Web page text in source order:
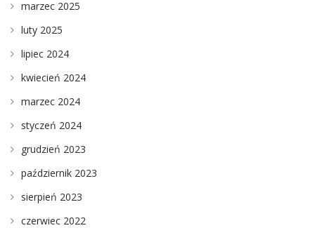
marzec 2025
luty 2025
lipiec 2024
kwiecień 2024
marzec 2024
styczeń 2024
grudzień 2023
październik 2023
sierpień 2023
czerwiec 2022